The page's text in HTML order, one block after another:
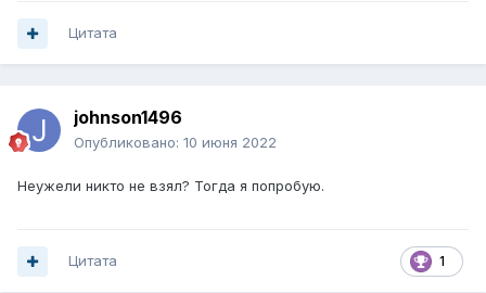
Цитата
johnson1496
Опубликовано: 10 июня 2022
Неужели никто не взял? Тогда я попробую.
1
Цитата